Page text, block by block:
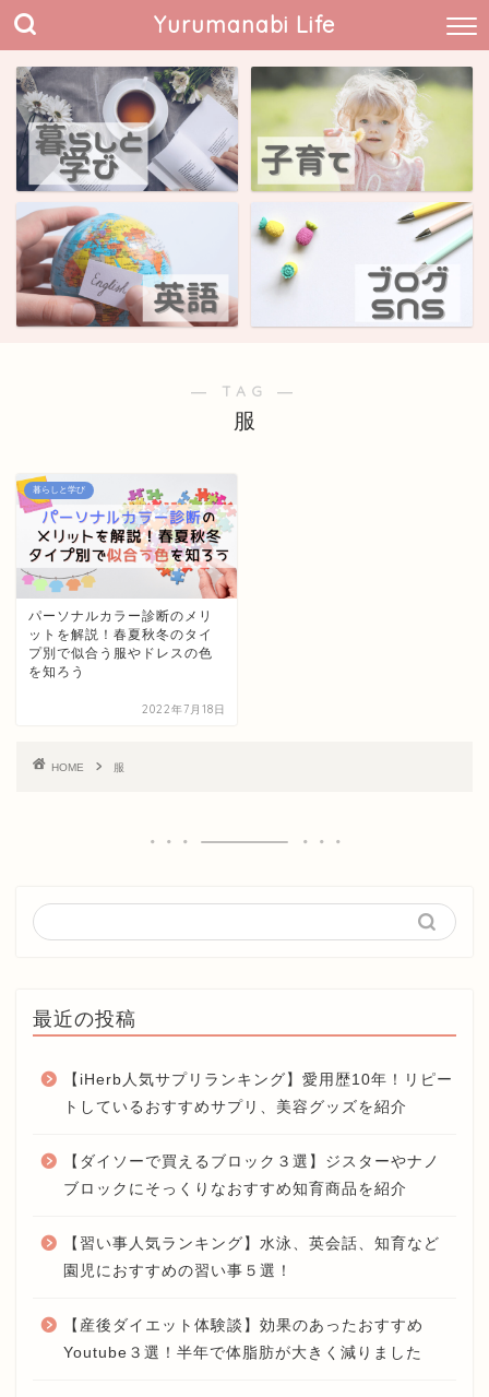
Yurumanabi Life
― TAG ―
服
暮らしと学び
パーソナルカラー診断のメリ
ットを解説！春夏秋冬のタイ
プ別で似合う服やドレスの色
を知ろう
2022年7月18日
HOME 服
最近の投稿
【iHerb人気サプリランキング】愛用歴10年！リピー
トしているおすすめサプリ、美容グッズを紹介
【ダイソーで買えるブロック３選】ジスターやナノ
ブロックにそっくりなおすすめ知育商品を紹介
【習い事人気ランキング】水泳、英会話、知育など
園児におすすめの習い事５選！
【産後ダイエット体験談】効果のあったおすすめ
Youtube３選！半年で体脂肪が大きく減りました